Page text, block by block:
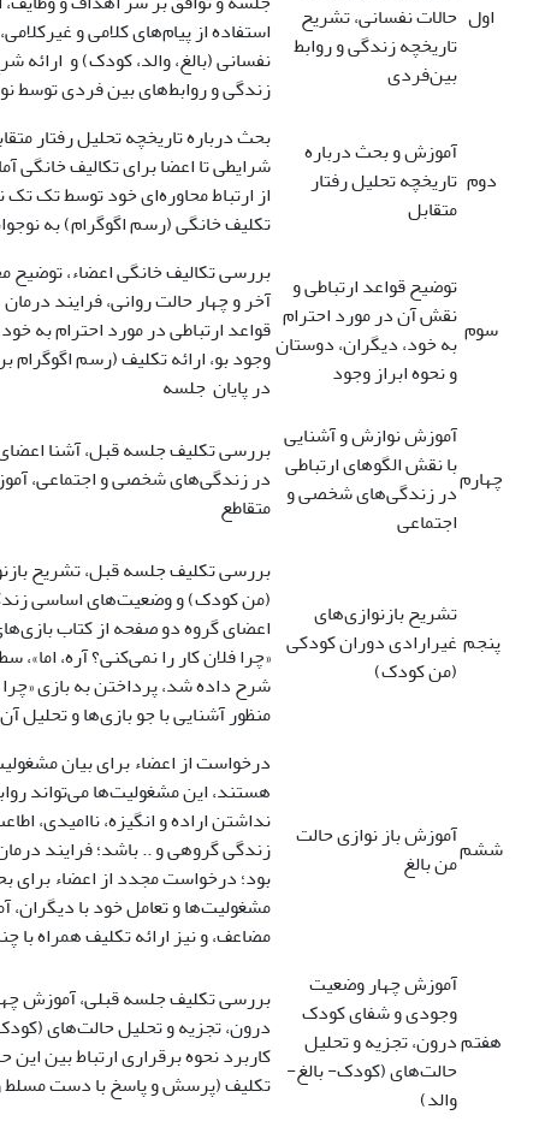
اول حالات نفسانی، تشریح
تاریخچه زندگی و روابط
بین‌فردی
استفاده از پیام‌های کلامی و
نفسانی (بالغ، والد، کودک) و
زندگی و روابط‌های بین فردی توسط
دوم
آموزش و بحث درباره
تاریخچه تحلیل رفتار
متقابل
بحث درباره تاریخچه تحلیل رفتار
شرایطی تا اعضا برای تکالیف خانگی
از ارتباط محاوره‌ای خود توسط تک
تکلیف خانگی (رسم اگوگرام) به
سوم
توضیح قواعد ارتباطی و
نقش آن در مورد احترام
به خود، دیگران، دوستان
و نحوه ابراز وجود
بررسی تکالیف خانگی اعضاء،
آخر و چهار حالت روانی، فرایند
قواعد ارتباطی در مورد احترام به
وجود بو، ارائه تکلیف (رسم
در پایان جلسه
چهارم
آموزش نوازش و آشنایی
با نقش الگوهای ارتباطی
در زندگی‌های شخصی و
اجتماعی
بررسی تکلیف جلسه قبل، آشنا
در زندگی‌های شخصی و اجتماعی،
متقاطع
پنجم
تشریح بازنوازی‌های
غیرارادی دوران کودکی
(من کودک)
بررسی تکلیف جلسه قبل، تشریح
(من کودک) و وضعیت‌های اساسی
اعضای گروه دو صفحه از کتاب
«چرا فلان کار را نمی‌کنی؟ آره،
شرح داده شد، پرداختن به بازی «چرا
منظور آشنایی با جو بازی‌ها و تحلیل آن
ششمآموزش باز نوازی حالت
من بالغ
درخواست از اعضاء برای بیان
هستند، این مشغولیت‌ها می‌تواند
نداشتن اراده و انگیزه، ناامیدی،
زندگی گروهی و .. باشد؛ فرایند
بود؛ درخواست مجدد از اعضاء برای
مشغولیت‌ها و تعامل خود با دیگران،
مضاعف، و نیز ارائه تکلیف همراه با
هفتم
آموزش چهار وضعیت
وجودی و شفای کودک
درون، تجزیه و تحلیل
حالت‌های (کودک- بالغ-
والد)
بررسی تکلیف جلسه قبلی، آموزش
درون، تجزیه و تحلیل حالت‌های
کاربرد نحوه برقراری ارتباط بین این
تکلیف (پرسش و پاسخ با دست مسلط